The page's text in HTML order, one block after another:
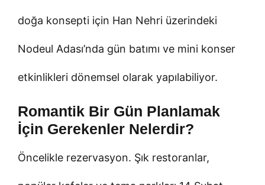
doğa konsepti için Han Nehri üzerindeki
Nodeul Adası’nda gün batımı ve mini konser
etkinlikleri dönemsel olarak yapılabiliyor.
Romantik Bir Gün Planlamak
İçin Gerekenler Nelerdir?
Öncelikle rezervasyon. Şık restoranlar,